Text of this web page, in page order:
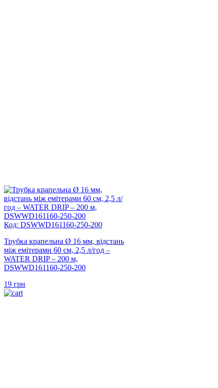
Код: DSWWD161160-250-200
Трубка крапельна Ø 16 мм, відстань
між емітерами 60 см, 2,5 л/год –
WATER DRIP – 200 м,
DSWWD161160-250-200
19 грн